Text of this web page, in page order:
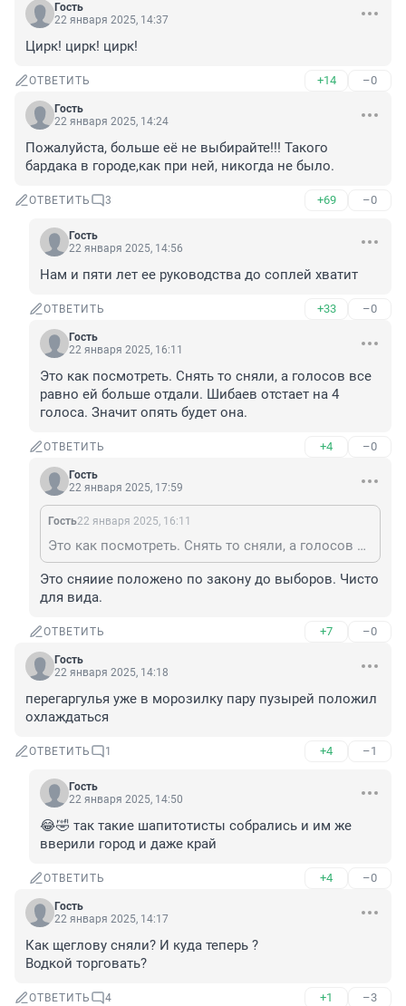
Гость
22 января 2025, 14:37
Цирк! цирк! цирк!
ОТВЕТИТЬ +14 –0
Гость
22 января 2025, 14:24
Пожалуйста, больше её не выбирайте!!! Такого
бардака в городе,как при ней, никогда не было.
ОТВЕТИТЬ 3 +69 –0
Гость
22 января 2025, 14:56
Нам и пяти лет ее руководства до соплей хватит
ОТВЕТИТЬ +33 –0
Гость
22 января 2025, 16:11
Это как посмотреть. Снять то сняли, а голосов все
равно ей больше отдали. Шибаев отстает на 4
голоса. Значит опять будет она.
ОТВЕТИТЬ +4 –0
Гость
22 января 2025, 17:59
Гость22 января 2025, 16:11
Это как посмотреть. Снять то сняли, а голосов все равно ей больше отдали. Шибаев отстает на 4 голоса. Значит опять будет она.
Это сняиие положено по закону до выборов. Чисто
для вида.
ОТВЕТИТЬ +7 –0
Гость
22 января 2025, 14:18
перегаргулья уже в морозилку пару пузырей положил
охлаждаться
ОТВЕТИТЬ 1 +4 –1
Гость
22 января 2025, 14:50
😂🤣 так такие шапитотисты собрались и им же
вверили город и даже край
ОТВЕТИТЬ +4 –0
Гость
22 января 2025, 14:17
Как щеглову сняли? И куда теперь ?
Водкой торговать?
ОТВЕТИТЬ 4 +1 –3